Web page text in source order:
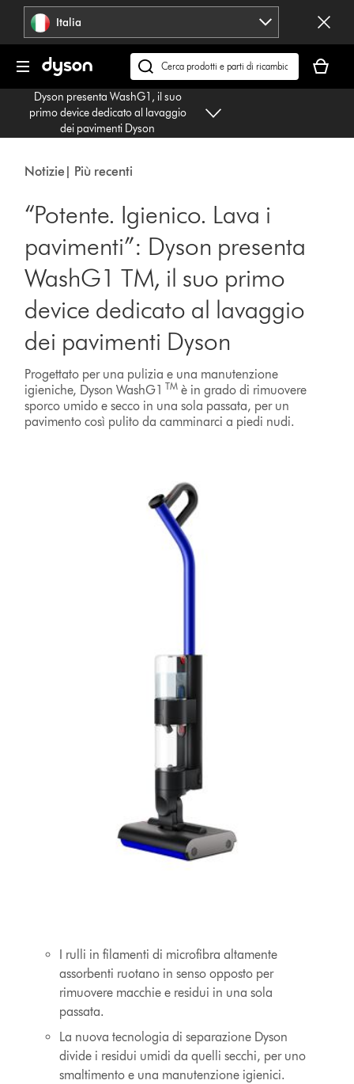
navigazione Italia
Cerca
su
dyson.it
carrello
è
Dyson presenta WashG1, il suo
primo device dedicato al lavaggio
dei pavimenti Dyson
Notizie| Più recenti
“Potente. Igienico. Lava i
pavimenti”: Dyson presenta
WashG1 TM, il suo primo
device dedicato al lavaggio
dei pavimenti Dyson
Progettato per una pulizia e una manutenzione
igieniche, Dyson WashG1 TM è in grado di rimuovere
sporco umido e secco in una sola passata, per un
pavimento così pulito da camminarci a piedi nudi.
WashG1
I rulli in filamenti di microfibra altamente
assorbenti ruotano in senso opposto per
rimuovere macchie e residui in una sola
passata.
La nuova tecnologia di separazione Dyson
divide i residui umidi da quelli secchi, per uno
smaltimento e una manutenzione igienici.